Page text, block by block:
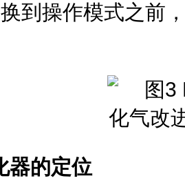
到操作模式之前
器的定位